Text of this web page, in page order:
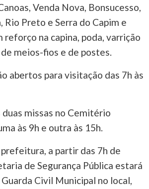
Venda Nova, Bonsucesso,
Rio Preto e Serra do Capim e
reforço na capina, poda, varrição
meios-fios e de postes.
abertos para visitação das 7h às
missas no Cemitério
às 9h e outra às 15h.
a partir das 7h de
de Segurança Pública estará
Civil Municipal no local,